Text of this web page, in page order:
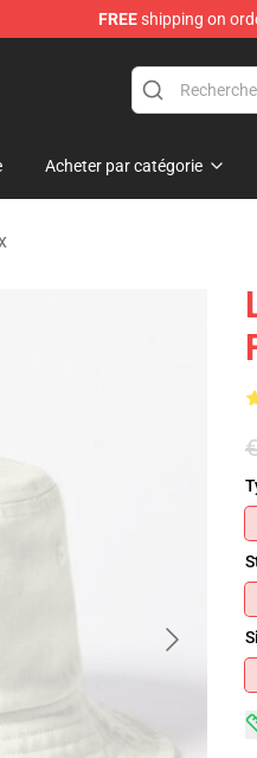
FREEshipping on
Acheter par catégorie